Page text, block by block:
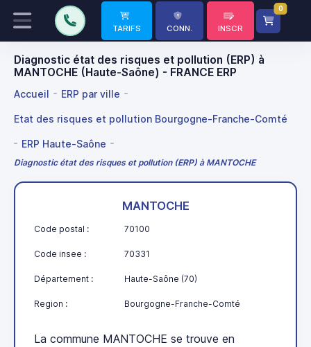
TARIFS CONN. INSCR
0
Diagnostic état des risques et pollution (ERP) à
MANTOCHE (Haute-Saône) - FRANCE ERP
Accueil ERP par ville
Etat des risques et pollution Bourgogne-Franche-Comté
ERP Haute-Saône
Diagnostic état des risques et pollution (ERP) à MANTOCHE
MANTOCHE
Code postal : 70100
Code insee : 70331
Département : Haute-Saône (70)
Region : Bourgogne-Franche-Comté
La commune MANTOCHE se trouve en